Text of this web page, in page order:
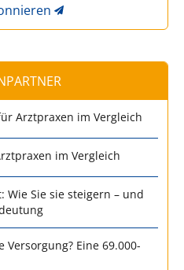
Arztpraxen im Vergleich
im Vergleich
Sie sie steigern – und
Eine 69.000-